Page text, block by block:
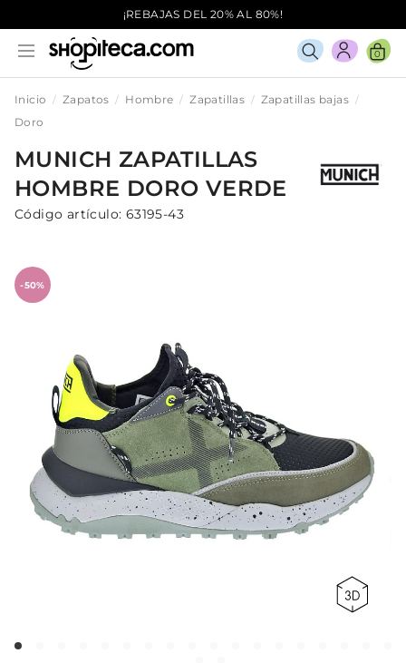
¡REBAJAS DEL 20% AL 80%!
0
Inicio Zapatos Hombre Zapatillas
Zapatillas bajas
Doro
MUNICH ZAPATILLAS
HOMBRE DORO VERDE
Código artículo: 63195-43
-50%